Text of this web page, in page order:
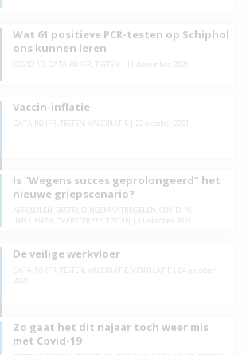
Wat 61 positieve PCR-testen op Schiphol
ons kunnen leren
COVID-19, DATA-R0-IFR TESTEN 11 december 2021
Vaccin-inflatie
DATA-R0-IFR TESTEN VACCINATIE 22 oktober 2021
Is “Wegens succes geprolongeerd” het
nieuwe griepscenario?
AEROSOLEN BESTRIJDINGSMAATREGELEN COVID-19,
INFLUENZA OVERSTERFTE TESTEN 11 oktober 2021
De veilige werkvloer
DATA-R0-IFR TESTEN VACCINATIE VENTILATIE
04 oktober
2021
Zo gaat het dit najaar toch weer mis
met Covid-19